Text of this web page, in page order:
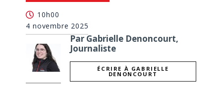
10h00
4 novembre 2025
Par Gabrielle Denoncourt,
Journaliste
ÉCRIRE À GABRIELLE
DENONCOURT